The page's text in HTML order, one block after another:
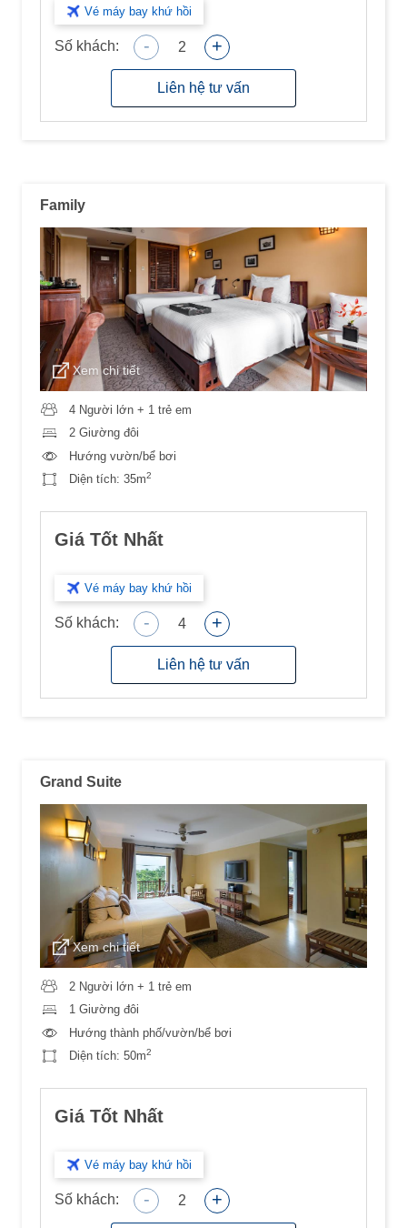
Vé máy bay khứ hồi
Số khách: - 2 +
Liên hệ tư vấn
Family
Xem chi tiết
4 Người lớn + 1 trẻ em
2 Giường đôi
Hướng vườn/bể bơi
Diện tích: 35m2
Giá Tốt Nhất
Vé máy bay khứ hồi
Số khách: - 4 +
Liên hệ tư vấn
Grand Suite
Xem chi tiết
2 Người lớn + 1 trẻ em
1 Giường đôi
Hướng thành phố/vườn/bể bơi
Diện tích: 50m2
Giá Tốt Nhất
Vé máy bay khứ hồi
Số khách: - 2 +